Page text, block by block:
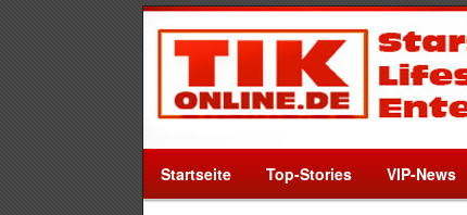
Startseite Top-Stories VIP-News